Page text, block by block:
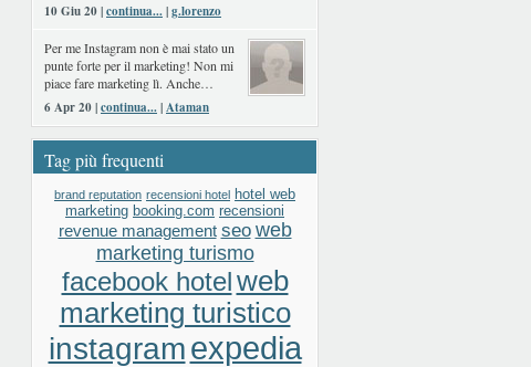
10 Giu 20 |continua...|g.lorenzo
Per me Instagram non è mai stato un
punte forte per il marketing! Non mi
piace fare marketing lì. Anche…
6 Apr 20 |continua...|Ataman
Tag più frequenti
brand reputation recensioni hotel hotel web
marketing booking.com recensioni
revenue management seo web
marketing turismo
facebook hotelweb
marketing turistico
instagramexpedia